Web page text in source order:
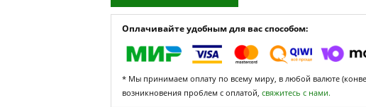
Оплачивайте удобным для вас способом:
* Мы принимаем оплату по всему миру, в любой валюте
возникновения проблем с оплатой, свяжитесь с нами.